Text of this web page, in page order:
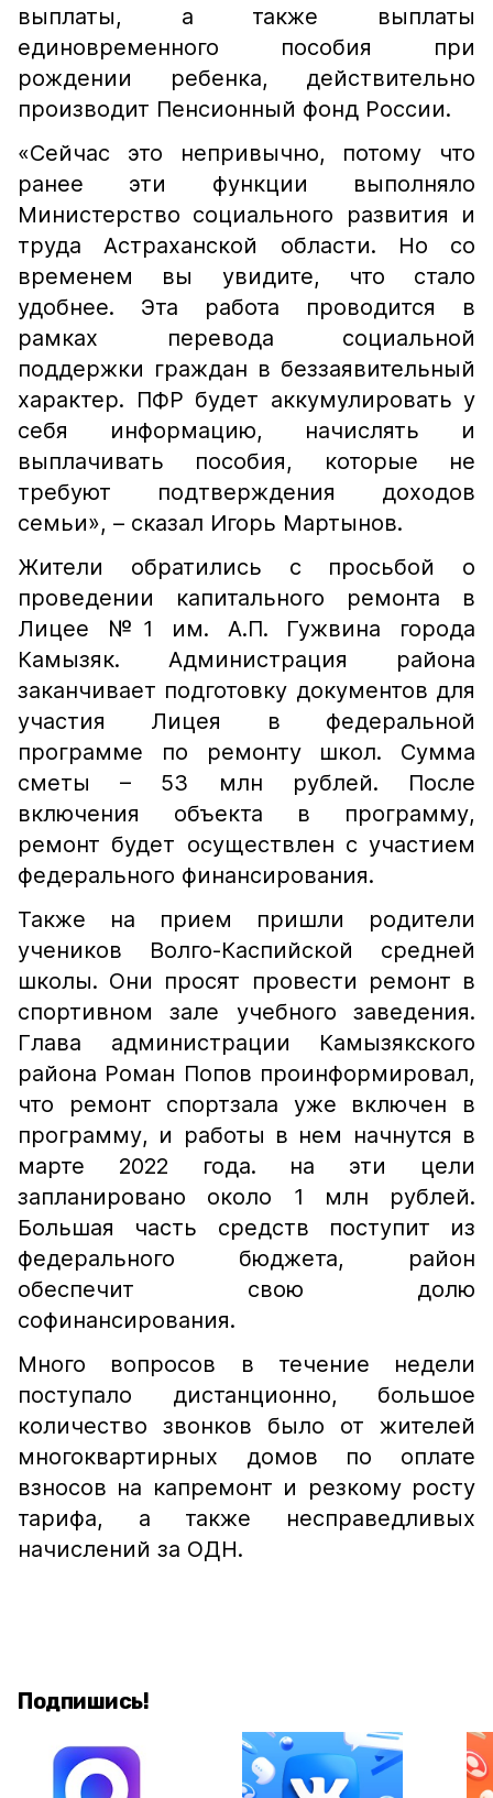
выплаты, а также выплаты
единовременного пособия при
рождении ребенка, действительно
производит Пенсионный фонд России.
«Сейчас это непривычно, потому что
ранее эти функции выполняло
Министерство социального развития и
труда Астраханской области. Но со
временем вы увидите, что стало
удобнее. Эта работа проводится в
рамках перевода социальной
поддержки граждан в беззаявительный
характер. ПФР будет аккумулировать у
себя информацию, начислять и
выплачивать пособия, которые не
требуют подтверждения доходов
семьи», – сказал Игорь Мартынов.
Жители обратились с просьбой о
проведении капитального ремонта в
Лицее №1 им. А.П. Гужвина города
Камызяк. Администрация района
заканчивает подготовку документов для
участия Лицея в федеральной
программе по ремонту школ. Сумма
сметы – 53 млн рублей. После
включения объекта в программу,
ремонт будет осуществлен с участием
федерального финансирования.
Также на прием пришли родители
учеников Волго-Каспийской средней
школы. Они просят провести ремонт в
спортивном зале учебного заведения.
Глава администрации Камызякского
района Роман Попов проинформировал,
что ремонт спортзала уже включен в
программу, и работы в нем начнутся в
марте 2022 года. на эти цели
запланировано около 1 млн рублей.
Большая часть средств поступит из
федерального бюджета, район
обеспечит свою долю
софинансирования.
Много вопросов в течение недели
поступало дистанционно, большое
количество звонков было от жителей
многоквартирных домов по оплате
взносов на капремонт и резкому росту
тарифа, а также несправедливых
начислений за ОДН.
Подпишись!